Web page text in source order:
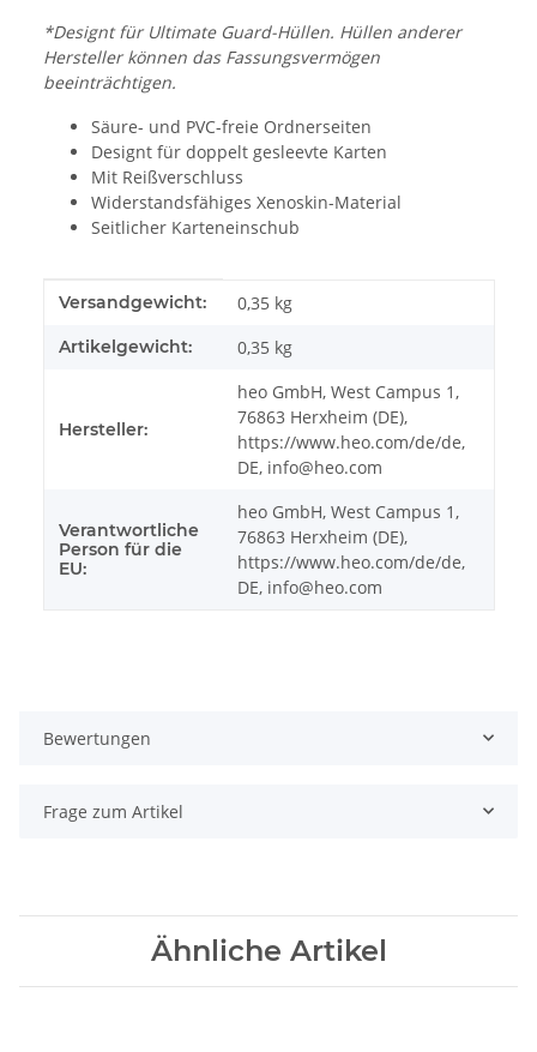
*Designt für Ultimate Guard-Hüllen. Hüllen anderer
Hersteller können das Fassungsvermögen
beeinträchtigen.
Säure- und PVC-freie Ordnerseiten
Designt für doppelt gesleevte Karten
Mit Reißverschluss
Widerstandsfähiges Xenoskin-Material
Seitlicher Karteneinschub
Produkteigenschaft
Wert
Versandgewicht: 0,35 kg
Artikelgewicht: 0,35 kg
Hersteller:
heo GmbH, West Campus 1,
76863 Herxheim (DE),
https://www.heo.com/de/de,
DE, info@heo.com
Verantwortliche
Person für die
EU:
heo GmbH, West Campus 1,
76863 Herxheim (DE),
https://www.heo.com/de/de,
DE, info@heo.com
Bewertungen
Frage zum Artikel
Ähnliche Artikel